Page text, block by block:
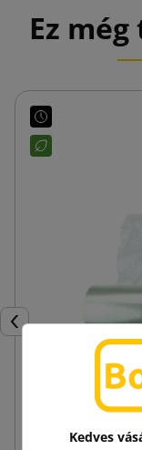
Ez
Előző
Átlátszó
Kedves